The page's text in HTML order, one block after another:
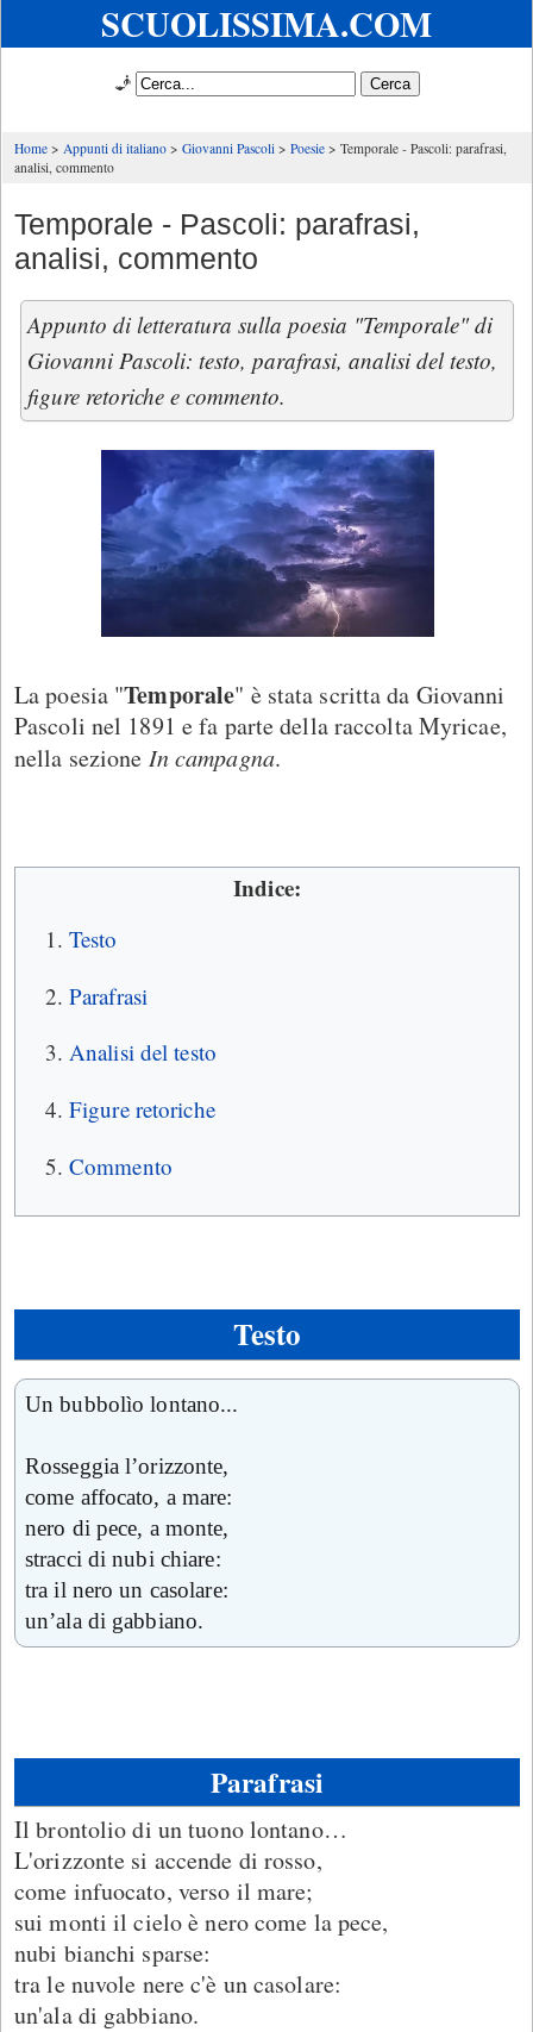
SCUOLISSIMA.COM
🧞
Home Appunti di italiano Giovanni Pascoli Poesie
Temporale - Pascoli: parafrasi,
analisi, commento
Temporale - Pascoli: parafrasi,
analisi, commento
Appunto di letteratura sulla poesia "Temporale" di
Giovanni Pascoli: testo, parafrasi, analisi del testo,
figure retoriche e commento.
La poesia "Temporale" è stata scritta da Giovanni
Pascoli nel 1891 e fa parte della raccolta Myricae,
nella sezione In campagna.
Indice:
Testo
Parafrasi
Analisi del testo
Figure retoriche
Commento
Testo
Un bubbolìo lontano...
Rosseggia l’orizzonte,
come affocato, a mare:
nero di pece, a monte,
stracci di nubi chiare:
tra il nero un casolare:
un’ala di gabbiano.
Parafrasi
Il brontolio di un tuono lontano…
L'orizzonte si accende di rosso,
come infuocato, verso il mare;
sui monti il cielo è nero come la pece,
nubi bianchi sparse:
tra le nuvole nere c'è un casolare:
un'ala di gabbiano.